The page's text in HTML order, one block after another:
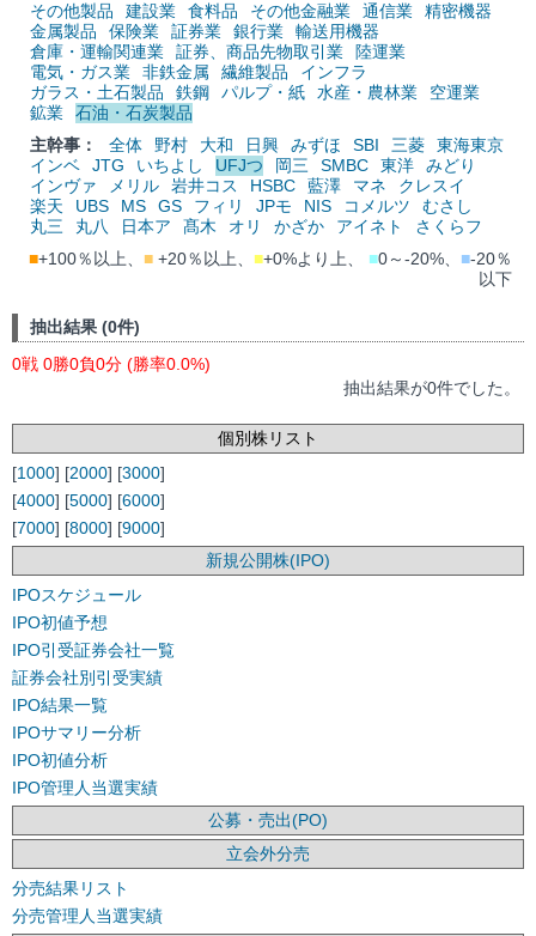
その他製品
建設業 食料品 その他金融業 通信業
精密機器
金属製品
保険業 証券業 銀行業
輸送用機器
倉庫・運輸関連業
証券、商品先物取引業
陸運業
電気・ガス業
非鉄金属 繊維製品
インフラ
ガラス・土石製品
鉄鋼 パルプ・紙 水産・農林業
空運業
鉱業
石油・石炭製品
主幹事：
全体 野村 大和 日興 みずほ SBI 三菱
東海東京
インベ
JTG いちよし UFJつ 岡三 SMBC 東洋
みどり
インヴァ
メリル 岩井コス HSBC 藍澤 マネ
クレスイ
楽天
UBS MS GS フィリ JPモ NIS コメルツ
むさし
丸三
丸八 日本ア 髙木 オリ かざか アイネト
さくらフ
■+100％以上、 ■ +20％以上、 ■+0%より上、 ■0～-20%、 ■-20％
以下
抽出結果 (0件)
0戦 0勝0負0分 (勝率0.0%)
抽出結果が0件でした。
個別株リスト
[1000] [2000] [3000]
[4000] [5000] [6000]
[7000] [8000] [9000]
新規公開株(IPO)
IPOスケジュール
IPO初値予想
IPO引受証券会社一覧
証券会社別引受実績
IPO結果一覧
IPOサマリー分析
IPO初値分析
IPO管理人当選実績
公募・売出(PO)
立会外分売
分売結果リスト
分売管理人当選実績